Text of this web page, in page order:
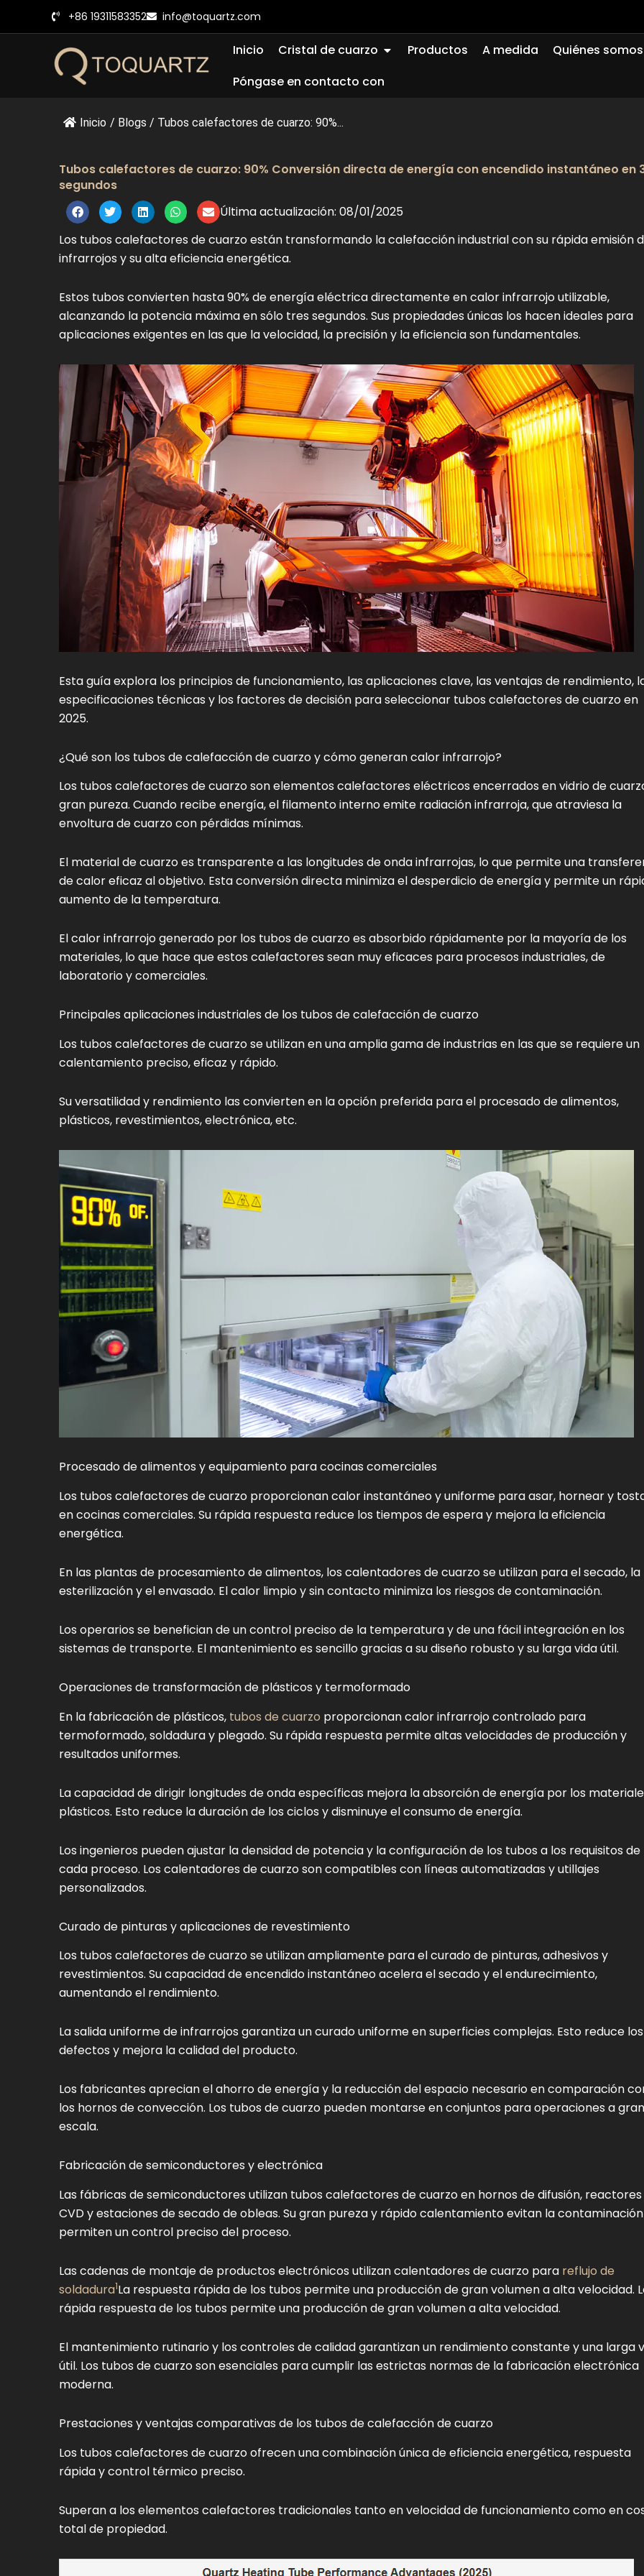
+86 19311583352 info@toquartz.com
Inicio Cristal de cuarzo Abierto Quartz Glass
Productos A medida
Quiénes somos
Póngase en contacto con
Inicio / Blogs / Tubos calefactores de cuarzo: 90%...
Tubos calefactores de cuarzo: 90% Conversión directa de energía con encendido instantáneo en
segundos
Última actualización: 08/01/2025
Los tubos calefactores de cuarzo están transformando la calefacción industrial con su rápida emisión
infrarrojos y su alta eficiencia energética.
Estos tubos convierten hasta 90% de energía eléctrica directamente en calor infrarrojo utilizable,
alcanzando la potencia máxima en sólo tres segundos. Sus propiedades únicas los hacen ideales para
aplicaciones exigentes en las que la velocidad, la precisión y la eficiencia son fundamentales.
Esta guía explora los principios de funcionamiento, las aplicaciones clave, las ventajas de rendimiento,
especificaciones técnicas y los factores de decisión para seleccionar tubos calefactores de cuarzo en
2025.
¿Qué son los tubos de calefacción de cuarzo y cómo generan calor infrarrojo?
Los tubos calefactores de cuarzo son elementos calefactores eléctricos encerrados en vidrio de
gran pureza. Cuando recibe energía, el filamento interno emite radiación infrarroja, que atraviesa la
envoltura de cuarzo con pérdidas mínimas.
El material de cuarzo es transparente a las longitudes de onda infrarrojas, lo que permite una
de calor eficaz al objetivo. Esta conversión directa minimiza el desperdicio de energía y permite un
aumento de la temperatura.
El calor infrarrojo generado por los tubos de cuarzo es absorbido rápidamente por la mayoría de los
materiales, lo que hace que estos calefactores sean muy eficaces para procesos industriales, de
laboratorio y comerciales.
Principales aplicaciones industriales de los tubos de calefacción de cuarzo
Los tubos calefactores de cuarzo se utilizan en una amplia gama de industrias en las que se requiere un
calentamiento preciso, eficaz y rápido.
Su versatilidad y rendimiento las convierten en la opción preferida para el procesado de alimentos,
plásticos, revestimientos, electrónica, etc.
Procesado de alimentos y equipamiento para cocinas comerciales
Los tubos calefactores de cuarzo proporcionan calor instantáneo y uniforme para asar, hornear y
en cocinas comerciales. Su rápida respuesta reduce los tiempos de espera y mejora la eficiencia
energética.
En las plantas de procesamiento de alimentos, los calentadores de cuarzo se utilizan para el secado, la
esterilización y el envasado. El calor limpio y sin contacto minimiza los riesgos de contaminación.
Los operarios se benefician de un control preciso de la temperatura y de una fácil integración en los
sistemas de transporte. El mantenimiento es sencillo gracias a su diseño robusto y su larga vida útil.
Operaciones de transformación de plásticos y termoformado
En la fabricación de plásticos, tubos de cuarzo proporcionan calor infrarrojo controlado para
termoformado, soldadura y plegado. Su rápida respuesta permite altas velocidades de producción y
resultados uniformes.
La capacidad de dirigir longitudes de onda específicas mejora la absorción de energía por los
plásticos. Esto reduce la duración de los ciclos y disminuye el consumo de energía.
Los ingenieros pueden ajustar la densidad de potencia y la configuración de los tubos a los requisitos de
cada proceso. Los calentadores de cuarzo son compatibles con líneas automatizadas y utillajes
personalizados.
Curado de pinturas y aplicaciones de revestimiento
Los tubos calefactores de cuarzo se utilizan ampliamente para el curado de pinturas, adhesivos y
revestimientos. Su capacidad de encendido instantáneo acelera el secado y el endurecimiento,
aumentando el rendimiento.
La salida uniforme de infrarrojos garantiza un curado uniforme en superficies complejas. Esto reduce los
defectos y mejora la calidad del producto.
Los fabricantes aprecian el ahorro de energía y la reducción del espacio necesario en comparación
los hornos de convección. Los tubos de cuarzo pueden montarse en conjuntos para operaciones a gran
escala.
Fabricación de semiconductores y electrónica
Las fábricas de semiconductores utilizan tubos calefactores de cuarzo en hornos de difusión, reactores
CVD y estaciones de secado de obleas. Su gran pureza y rápido calentamiento evitan la
permiten un control preciso del proceso.
Las cadenas de montaje de productos electrónicos utilizan calentadores de cuarzo para reflujo de
soldadura1La respuesta rápida de los tubos permite una producción de gran volumen a alta velocidad.
rápida respuesta de los tubos permite una producción de gran volumen a alta velocidad.
El mantenimiento rutinario y los controles de calidad garantizan un rendimiento constante y una larga
útil. Los tubos de cuarzo son esenciales para cumplir las estrictas normas de la fabricación electrónica
moderna.
Prestaciones y ventajas comparativas de los tubos de calefacción de cuarzo
Los tubos calefactores de cuarzo ofrecen una combinación única de eficiencia energética, respuesta
rápida y control térmico preciso.
Superan a los elementos calefactores tradicionales tanto en velocidad de funcionamiento como en
total de propiedad.